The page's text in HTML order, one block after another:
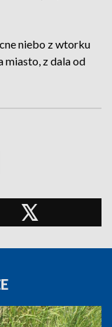
niebo z wtorku
miasto, z dala od